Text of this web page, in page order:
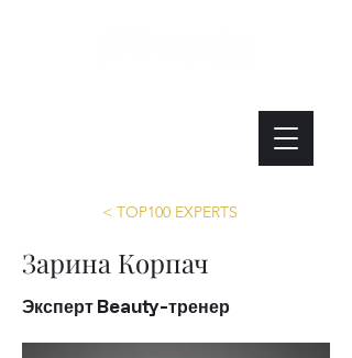
< TOP100 EXPERTS
Зарина Корпач
Эксперт Beauty-тренер